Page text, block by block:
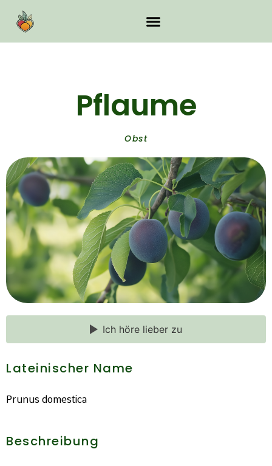
Pflaume
Obst
Ich höre lieber zu
Lateinischer Name
Prunus domestica
Beschreibung